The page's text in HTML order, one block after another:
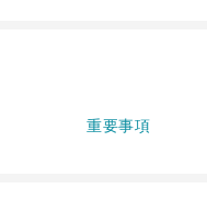
重要事項